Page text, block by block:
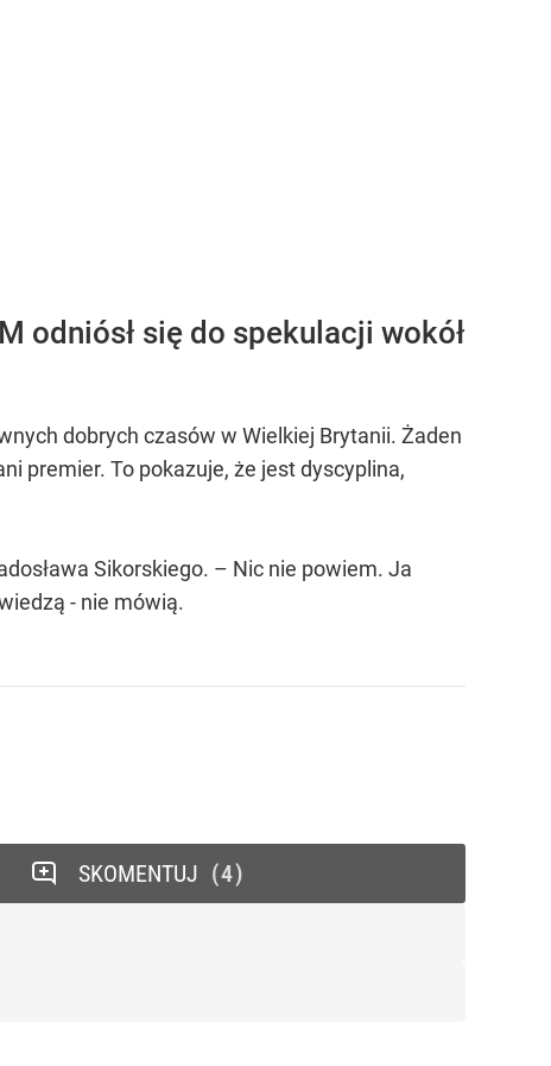
odniósł się do spekulacji wokół
dobrych czasów w Wielkiej Brytanii. Żaden
premier. To pokazuje, że jest dyscyplina,
Sikorskiego. – Nic nie powiem. Ja
- nie mówią.
SKOMENTUJ 4